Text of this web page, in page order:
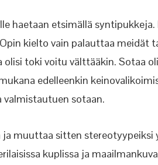
haetaan etsimällä syntipukkeja.
kielto vain palauttaa meidät
toki voitu välttääkin. Sotaa
edelleenkin
valmistautuen sotaan.
muuttaa sitten stereotyypeiksi
kuplissa ja